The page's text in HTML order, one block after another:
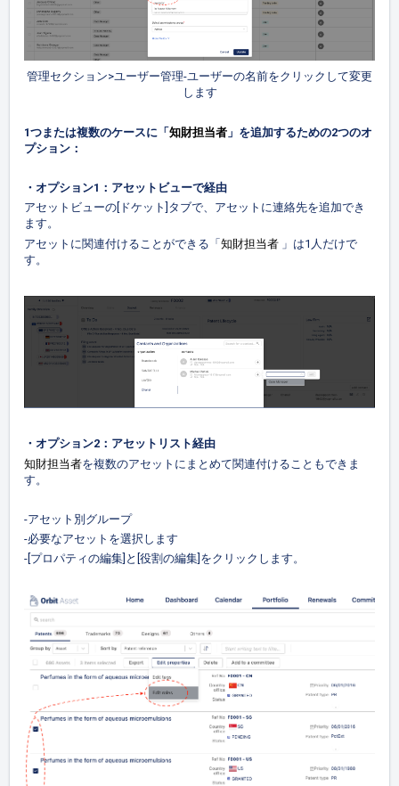
管理セクション>ユーザー管理-ユーザーの名前をクリックして変更
します
1つまたは複数のケースに「 知財担当者 」を追加するための2つのオ
プション：
・オプション1：アセットビューで経由
アセットビューの[ドケット]タブで、アセットに連絡先を追加でき
ます。
アセットに関連付けることができる「 知財担当者 」は1人だけで
す。
・オプション2：アセットリスト経由
知財担当者を複数のアセットにまとめて関連付けることもできま
す。
-アセット別グループ
-必要なアセットを選択します
-[プロパティの編集]と[役割の編集]をクリックします。